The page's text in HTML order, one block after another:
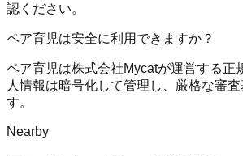
認ください。
ペア育児は安全に利用できますか？
ペア育児は株式会社Mycatが運営する正
人情報は暗号化して管理し、厳格な審
す。
Nearby